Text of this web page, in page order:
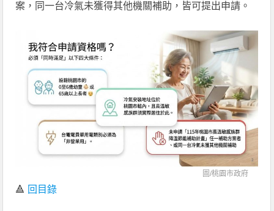
案，同一台冷氣未獲得其他機關補助，皆可提出申請。
圖/桃園市政府
🔺 回目錄